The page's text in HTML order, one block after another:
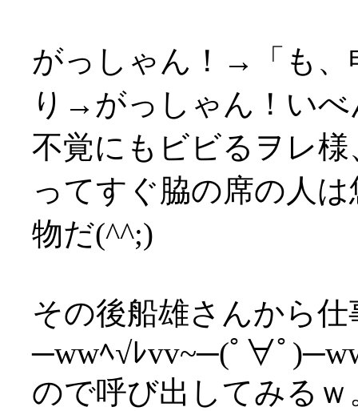
がっしゃん！→「も
り→がっしゃん！いべ
不覚にもビビるヲレ様
ってすぐ脇の席の人
物だ(^^;)
その後船雄さんから
─wwﾍ√ﾚvv~─(ﾟ∀ﾟ
ので呼び出してみる